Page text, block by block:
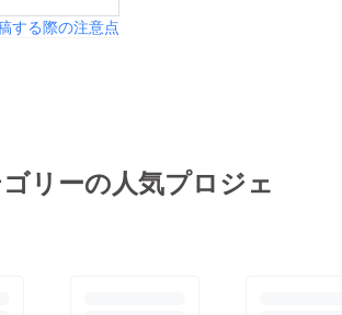
する際の注意点
リーの人気プロジェ